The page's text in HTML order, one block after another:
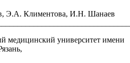
Э.А. Климентова, И.Н. Шанаев
медицинский университет имени